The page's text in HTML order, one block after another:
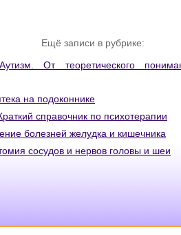
Ещё записи в рубрике:
От теоретического
на подоконнике
справочник по психотерапии
болезней желудка и кишечника
сосудов и нервов головы и шеи